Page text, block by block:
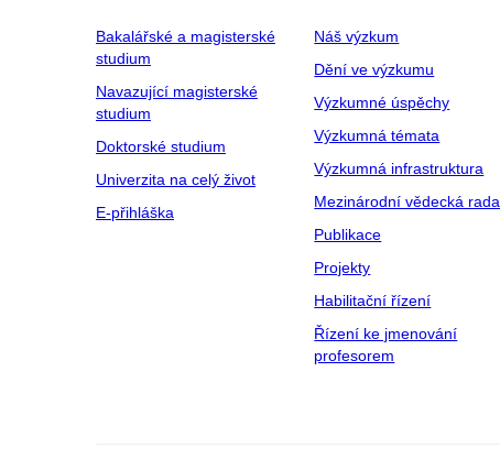
Bakalářské a magisterské
studium
Navazující magisterské
studium
Doktorské studium
Univerzita na celý život
E-přihláška
Náš výzkum
Dění ve výzkumu
Výzkumné úspěchy
Výzkumná témata
Výzkumná infrastruktura
Mezinárodní vědecká rada
Publikace
Projekty
Habilitační řízení
Řízení ke jmenování
profesorem